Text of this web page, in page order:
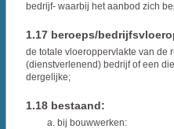
bedrijf- waarbij het aanbod zich
1.17 beroeps/
de totale vloeroppervlakte van de
(dienstverlenend) bedrijf of een
dergelijke;
1.18 bestaand:
bij bouwwerken: